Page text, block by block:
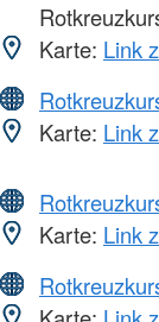
Karte: Link
Karte: Link
Karte: Link